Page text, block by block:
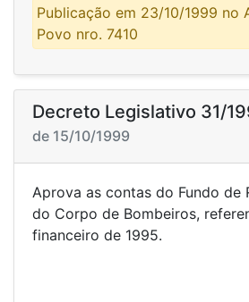
Publicação em 23/10/1999 no
Povo nro. 7410
Decreto Legislativo 31/
de 15/10/1999
Aprova as contas do Fundo de
do Corpo de Bombeiros,
financeiro